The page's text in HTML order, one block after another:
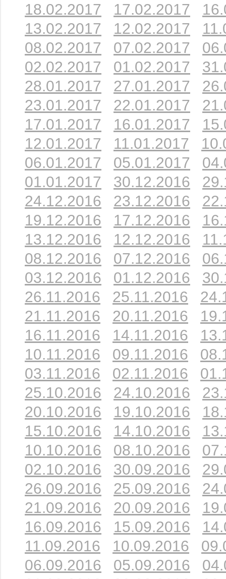
18.02.2017
17.02.2017
13.02.2017
12.02.2017
08.02.2017
07.02.2017
02.02.2017
01.02.2017
28.01.2017
27.01.2017
23.01.2017
22.01.2017
17.01.2017
16.01.2017
12.01.2017
11.01.2017
06.01.2017
05.01.2017
01.01.2017
30.12.2016
24.12.2016
23.12.2016
19.12.2016
17.12.2016
13.12.2016
12.12.2016
08.12.2016
07.12.2016
03.12.2016
01.12.2016
26.11.2016
25.11.2016
21.11.2016
20.11.2016
16.11.2016
14.11.2016
10.11.2016
09.11.2016
03.11.2016
02.11.2016
25.10.2016
24.10.2016
20.10.2016
19.10.2016
15.10.2016
14.10.2016
10.10.2016
08.10.2016
02.10.2016
30.09.2016
26.09.2016
25.09.2016
21.09.2016
20.09.2016
16.09.2016
15.09.2016
11.09.2016
10.09.2016
06.09.2016
05.09.2016